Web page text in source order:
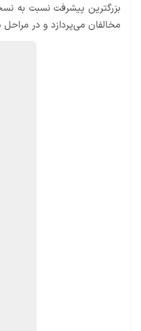
بزرگترین پیشرفت نسبت به
مخالفان می‌پردازد و در